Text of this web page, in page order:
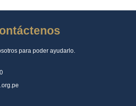
para poder ayudarlo.